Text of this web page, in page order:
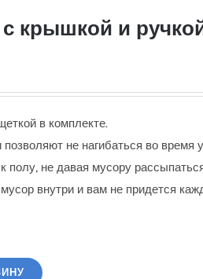
крышкой и
в комплекте.
не нагибаться во время
полу, не давая мусору
внутри и вам не придется